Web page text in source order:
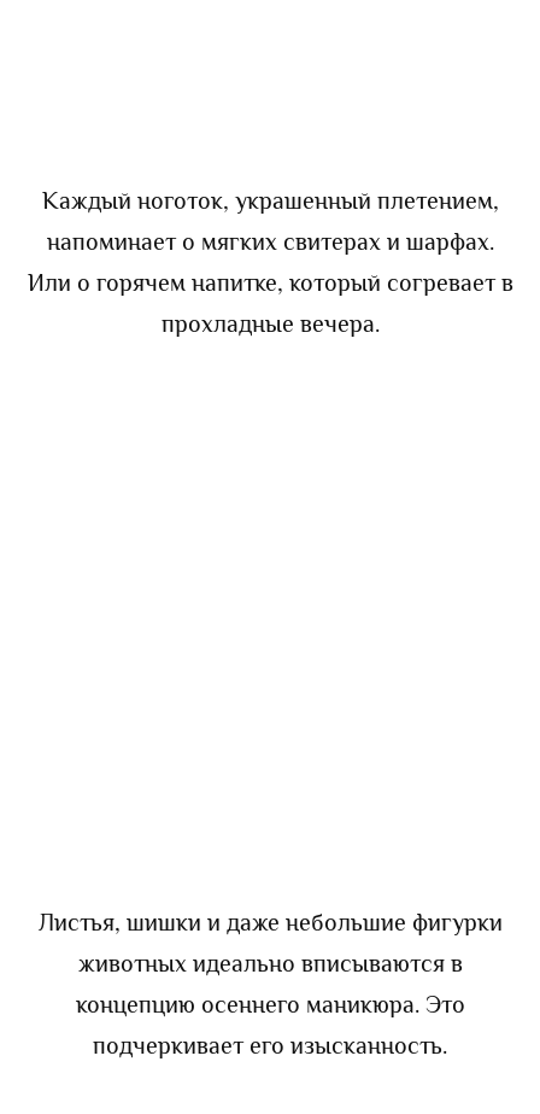
Каждый ноготок, украшенный плетением,
напоминает о мягких свитерах и шарфах.
Или о горячем напитке, который согревает в
прохладные вечера.
Листья, шишки и даже небольшие фигурки
животных идеально вписываются в
концепцию осеннего маникюра. Это
подчеркивает его изысканность.